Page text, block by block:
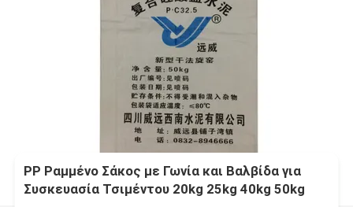
PP Ραμμένο Σάκος με Γωνία και Βαλβίδα για
Συσκευασία Τσιμέντου 20kg 25kg 40kg 50kg